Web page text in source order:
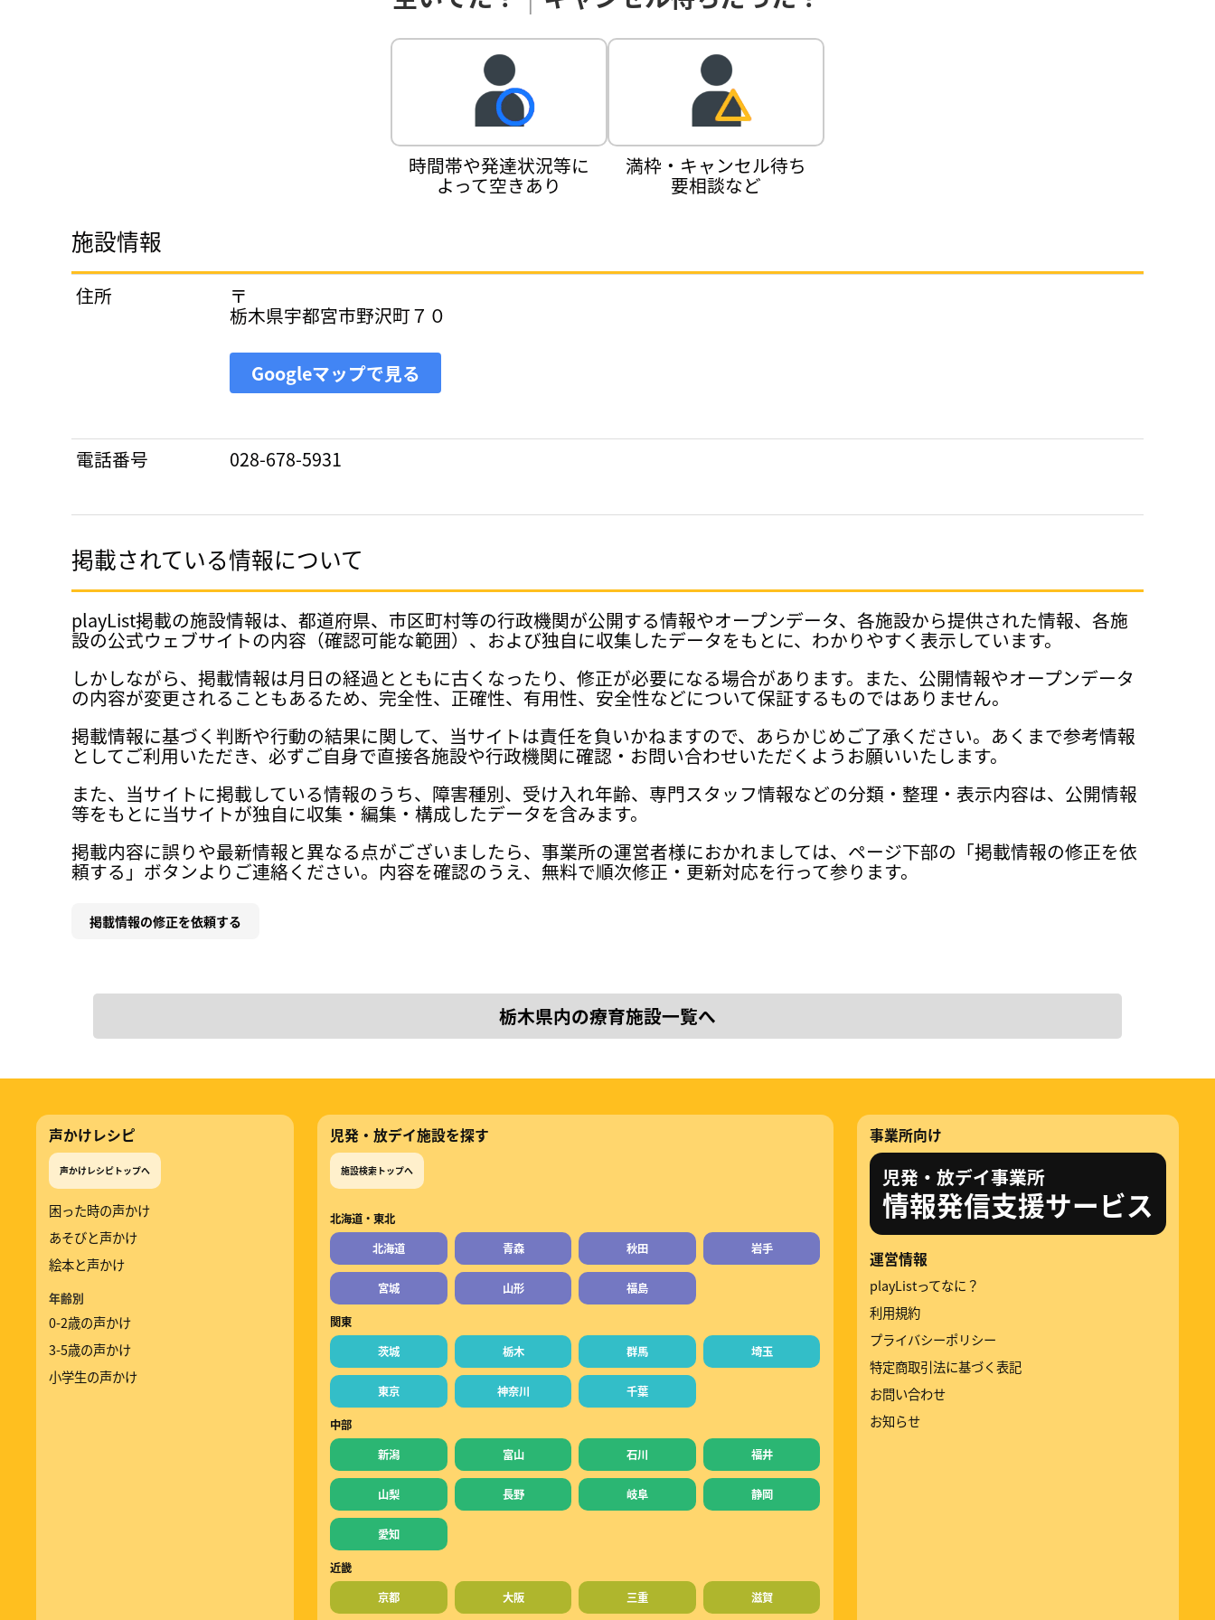
時間帯や発達状況等に
よって空きあり
満枠・キャンセル待ち
要相談など
施設情報
住所 〒
栃木県宇都宮市野沢町７０
Googleマップで見る
電話番号 028-678-5931
掲載されている情報について
playList掲載の施設情報は、都道府県、市区町村等の行政機関が公開する情報やオープンデータ、各施設から提供された情報、各施
設の公式ウェブサイトの内容（確認可能な範囲）、および独自に収集したデータをもとに、わかりやすく表示しています。
しかしながら、掲載情報は月日の経過とともに古くなったり、修正が必要になる場合があります。また、公開情報やオープンデータ
の内容が変更されることもあるため、完全性、正確性、有用性、安全性などについて保証するものではありません。
掲載情報に基づく判断や行動の結果に関して、当サイトは責任を負いかねますので、あらかじめご了承ください。あくまで参考情報
としてご利用いただき、必ずご自身で直接各施設や行政機関に確認・お問い合わせいただくようお願いいたします。
また、当サイトに掲載している情報のうち、障害種別、受け入れ年齢、専門スタッフ情報などの分類・整理・表示内容は、公開情報
等をもとに当サイトが独自に収集・編集・構成したデータを含みます。
掲載内容に誤りや最新情報と異なる点がございましたら、事業所の運営者様におかれましては、ページ下部の「掲載情報の修正を依
頼する」ボタンよりご連絡ください。内容を確認のうえ、無料で順次修正・更新対応を行って参ります。
掲載情報の修正を依頼する
栃木県内の療育施設一覧へ
声かけレシピ
声かけレシピトップへ
困った時の声かけ
あそびと声かけ
絵本と声かけ
年齢別
0-2歳の声かけ
3-5歳の声かけ
小学生の声かけ
児発・放デイ施設を探す
施設検索トップへ
北海道・東北
北海道
青森 秋田 岩手
宮城 山形 福島
関東
茨城
栃木 群馬 埼玉
東京 神奈川 千葉
中部
新潟
富山 石川 福井
山梨 長野 岐阜 静岡
愛知
近畿
京都
大阪 三重 滋賀
事業所向け
児発・放デイ事業所
情報発信支援サービス
運営情報
playListってなに？
利用規約
プライバシーポリシー
特定商取引法に基づく表記
お問い合わせ
お知らせ